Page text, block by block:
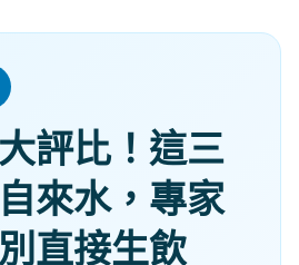
評比！這三
來水，專家
直接生飲